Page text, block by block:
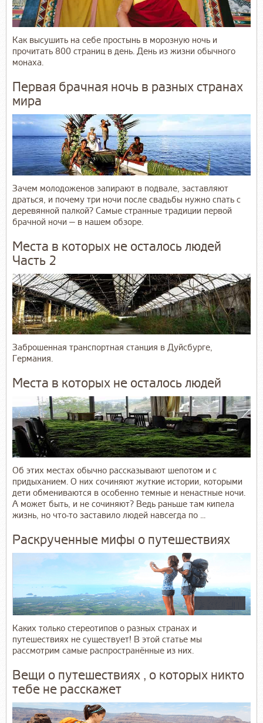
Как высушить на себе простынь в морозную ночь и
прочитать 800 страниц в день. День из жизни обычного
монаха.
Первая брачная ночь в разных странах
мира
Зачем молодоженов запирают в подвале, заставляют
драться, и почему три ночи после свадьбы нужно спать с
деревянной палкой? Самые странные традиции первой
брачной ночи — в нашем обзоре.
Места в которых не осталось людей
Часть 2
Заброшенная транспортная станция в Дуйсбурге,
Германия.
Места в которых не осталось людей
Об этих местах обычно рассказывают шепотом и с
придыханием. О них сочиняют жуткие истории, которыми
дети обмениваются в особенно темные и ненастные ночи.
А может быть, и не сочиняют? Ведь раньше там кипела
жизнь, но что-то заставило людей навсегда по ...
Раскрученные мифы о путешествиях
Каких только стереотипов о разных странах и
путешествиях не существует! В этой статье мы
рассмотрим самые распространённые из них.
Вещи о путешествиях , о которых никто
тебе не расскажет